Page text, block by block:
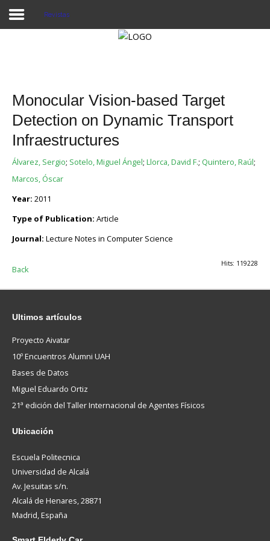
Revistas
Monocular Vision-based Target
Detection on Dynamic Transport
Infraestructures
Álvarez, Sergio; Sotelo, Miguel Ángel; Llorca, David F.; Quintero, Raúl;
Marcos, Óscar
Year: 2011
Type of Publication: Article
Journal: Lecture Notes in Computer Science
Hits: 119228
Back
Ultimos artículos
Proyecto Aivatar
10º Encuentros Alumni UAH
Bases de Datos
Miguel Eduardo Ortiz
21ª edición del Taller Internacional de Agentes Físicos
Ubicación
Escuela Politecnica
Universidad de Alcalá
Av. Jesuitas s/n.
Alcalá de Henares, 28871
Madrid, España